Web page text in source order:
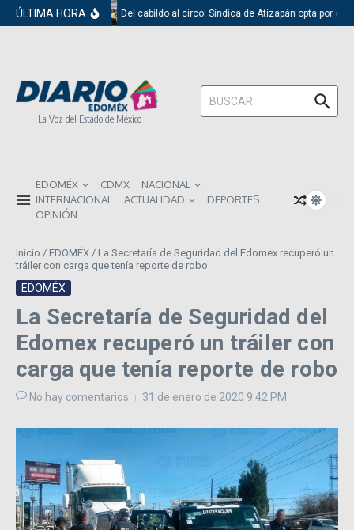
Saltar al contenido
ÚLTIMA HORA Del cabildo al circo: Síndica de Atizapán opta por el
La Voz del Estado de México
Buscar:
EDOMÉX CDMX
NACIONAL
INTERNACIONAL
ACTUALIDAD
DEPORTES
OPINIÓN
Inicio / EDOMÉX / La Secretaría de Seguridad del Edomex recuperó un
tráiler con carga que tenía reporte de robo
EDOMÉX
La Secretaría de Seguridad del
Edomex recuperó un tráiler con
carga que tenía reporte de robo
No hay comentarios 31 de enero de 2020 9:42 PM